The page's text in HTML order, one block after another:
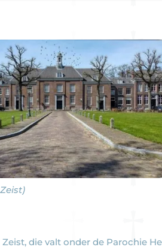
die valt onder de Parochie